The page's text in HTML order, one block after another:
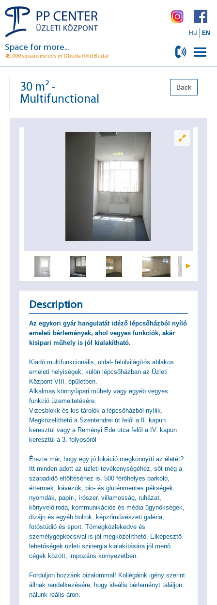
Space for more...
45,000 square meters in Óbuda (Old Buda)
HU EN
30 m² -
Multifunctional
Back
Description
Az egykori gyár hangulatát idéző lépcsőházból nyíló
emeleti bérlemények, ahol vegyes funkciók, akár
kisipari műhely is jól kialakítható.
Kiadó multifunkcionális, oldal- felülvilágítós ablakos
emeleti helyiségek, külön lépcsőházban az Üzleti
Központ VIII. épületben.
Alkalmas könnyűipari műhely vagy egyéb vegyes
funkció üzemeltetésére.
Vizesblokk és kis tárolók a lépcsőházból nyílik.
Megközelíthető a Szentendrei út felől a II. kapun
keresztül vagy a Reményi Ede utca felől a IV. kapun
keresztül a 3. folyosóról
Érezte már, hogy egy jó lokáció megkönnyíti az életét?
Itt minden adott az üzleti tevékenységéhez, sőt még a
szabadidő eltöltéséhez is. 500 férőhelyes parkoló,
éttermek, kávézók, bio- és gluténmentes pékségek,
nyomdák, papír-, írószer, villamosság, ruházat,
könyvelőiroda, kommunikációs és média ügynökségek,
dizájn és egyéb boltok, képzőművészeti galéria,
fotóstúdió és sport. Tömegközlekedve és
személygépkocsival is jól megközelíthető. Elképesztő
lehetőségek üzleti szinergia kialakítására jól menő
cégek között, impozáns környezetben.
Forduljon hozzánk bizalommal! Kollégáink igény szerint
állnak rendelkezésére, hogy ideális bérleményt találjon
nálunk reális áron.